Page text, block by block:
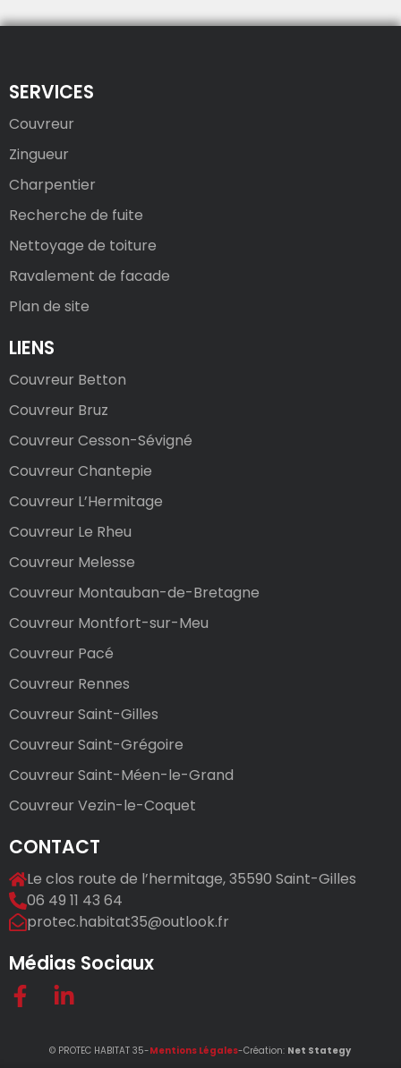
SERVICES
Couvreur
Zingueur
Charpentier
Recherche de fuite
Nettoyage de toiture
Ravalement de facade
Plan de site
LIENS
Couvreur Betton
Couvreur Bruz
Couvreur Cesson-Sévigné
Couvreur Chantepie
Couvreur L’Hermitage
Couvreur Le Rheu
Couvreur Melesse
Couvreur Montauban-de-Bretagne
Couvreur Montfort-sur-Meu
Couvreur Pacé
Couvreur Rennes
Couvreur Saint-Gilles
Couvreur Saint-Grégoire
Couvreur Saint-Méen-le-Grand
Couvreur Vezin-le-Coquet
CONTACT
Le clos route de l’hermitage, 35590 Saint-Gilles
06 49 11 43 64
protec.habitat35@outlook.fr
Médias Sociaux
© PROTEC HABITAT 35-Mentions Légales-Création: Net Stategy